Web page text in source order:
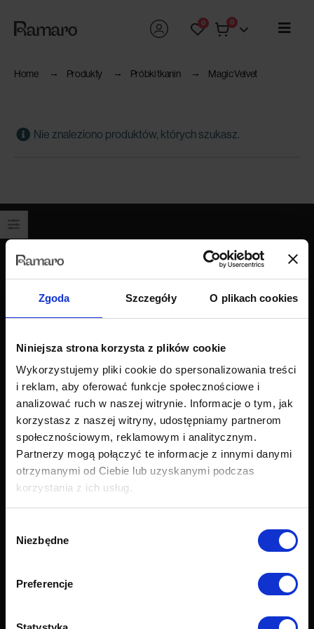
Zgoda Szczegóły O plikach cookies
Niniejsza strona korzysta z plików cookie
Wykorzystujemy pliki cookie do spersonalizowania treści
i reklam, aby oferować funkcje społecznościowe i
analizować ruch w naszej witrynie. Informacje o tym, jak
korzystasz z naszej witryny, udostępniamy partnerom
społecznościowym, reklamowym i analitycznym.
Partnerzy mogą połączyć te informacje z innymi danymi
otrzymanymi od Ciebie lub uzyskanymi podczas
korzystania z ich usług.
zgody
Niezbędne
Preferencje
0 0
Home Produkty Próbki tkanin Magic Velvet
Nie znaleziono produktów, których szukasz.
Produkty
Narożniki
Krzesła i fotele
Stoły i stoliki
Akcesoria
Nowości
Obsługa klienta
Dostawa
Najczęściej zadawane pytania (FAQ)
Raty Credit Agricole